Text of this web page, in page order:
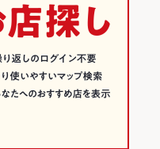
うにハンバーガーをお楽しみい
プレート」をご用意していま